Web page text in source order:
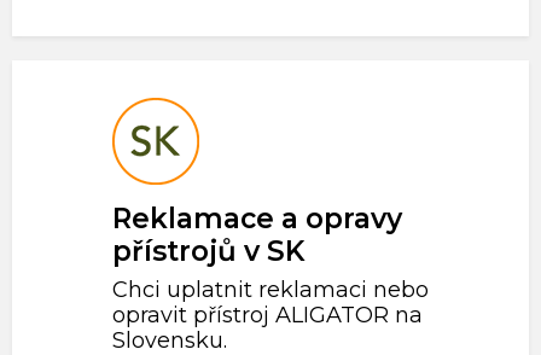
Reklamace a opravy
přístrojů v SK
Chci uplatnit reklamaci nebo
opravit přístroj ALIGATOR na
Slovensku.